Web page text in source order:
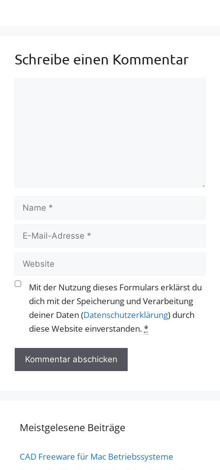
Schreibe einen Kommentar
Name
Adresse
Website
Mit der Nutzung dieses Formulars erklärst du
dich mit der Speicherung und Verarbeitung
deiner Daten (Datenschutzerklärung) durch
diese Website einverstanden.*
Meistgelesene Beiträge
CAD Freeware für Mac Betriebssysteme